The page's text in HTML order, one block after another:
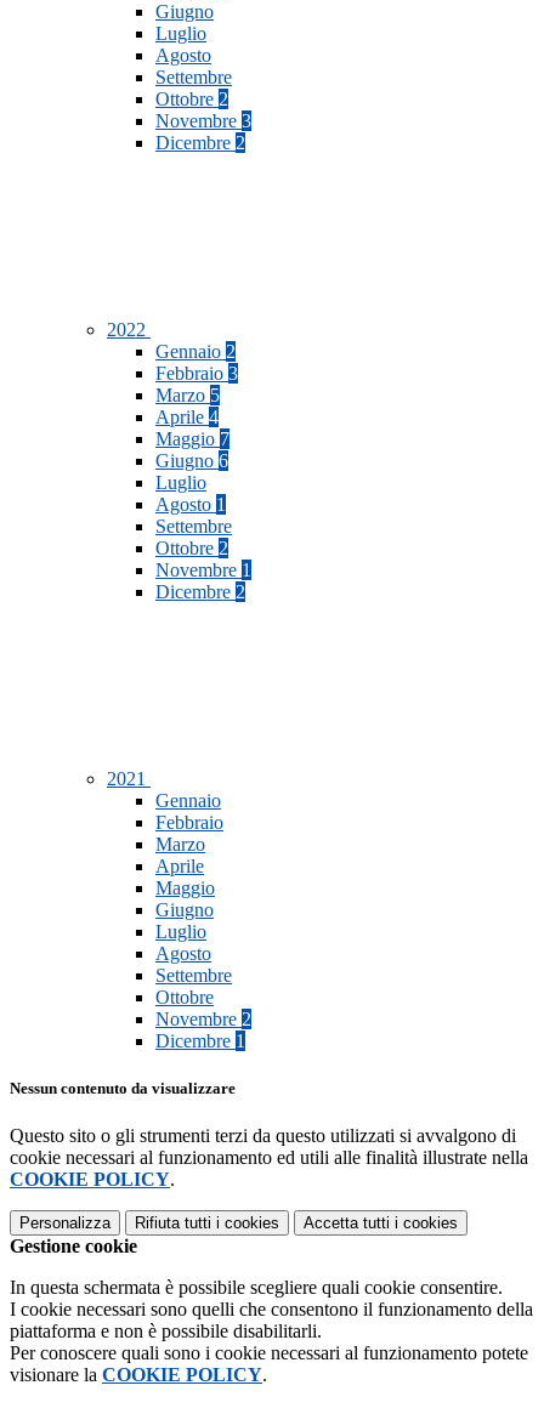
Giugno
Luglio
Agosto
Settembre
Ottobre 2
Novembre 3
Dicembre 2
2022
Gennaio 2
Febbraio 3
Marzo 5
Aprile 4
Maggio 7
Giugno 6
Luglio
Agosto 1
Settembre
Ottobre 2
Novembre 1
Dicembre 2
2021
Gennaio
Febbraio
Marzo
Aprile
Maggio
Giugno
Luglio
Agosto
Settembre
Ottobre
Novembre 2
Dicembre 1
Nessun contenuto da visualizzare
Questo sito o gli strumenti terzi da questo utilizzati si avvalgono di
cookie necessari al funzionamento ed utili alle finalità illustrate nella
COOKIE POLICY.
Personalizza Rifiuta tutti i cookies Accetta tutti i cookies
Gestione cookie
In questa schermata è possibile scegliere quali cookie consentire.
I cookie necessari sono quelli che consentono il funzionamento della
piattaforma e non è possibile disabilitarli.
Per conoscere quali sono i cookie necessari al funzionamento potete
visionare la COOKIE POLICY.